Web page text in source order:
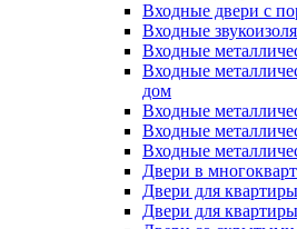
Входные двери с
Входные
Входные
Входные
дом
Входные
Входные
Входные
Двери в
Двери для квартиры
Двери для